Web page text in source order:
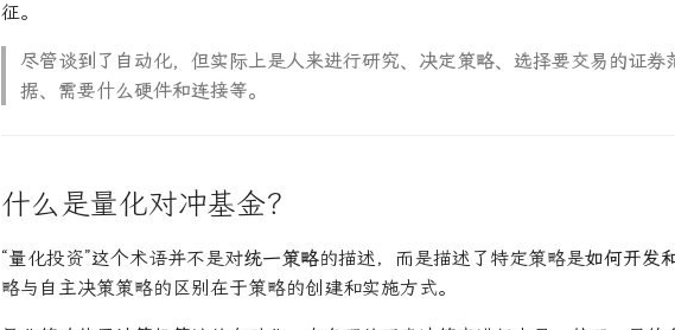
征。
尽管谈到了自动化，但实际上是人来进行研究、决定策略、选择要交易的证券
据、需要什么硬件和连接等。
什么是量化对冲基金？
“量化投资”这个术语并不是对统一策略的描述，而是描述了特定策略是如何开发
略与自主决策策略的区别在于策略的创建和实施方式。